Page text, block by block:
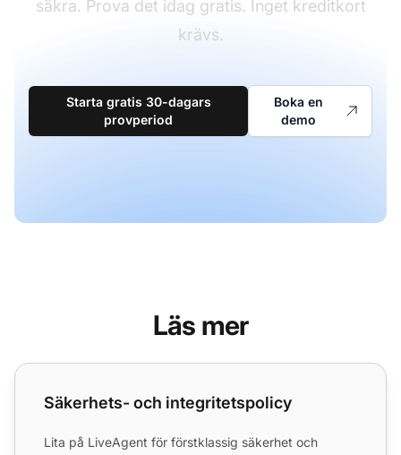
säkra. Prova det idag gratis. Inget kreditkort
krävs.
Starta gratis 30-dagars
provperiod
Boka en
demo
Läs mer
Säkerhets- och integritetspolicy
Säkerhets- och integritetspolicy
Lita på LiveAgent för förstklassig säkerhet och